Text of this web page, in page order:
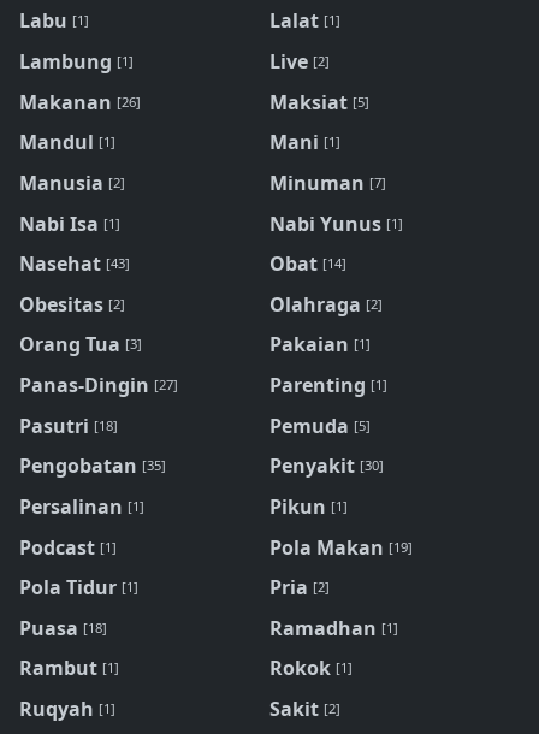
Labu [1] Lalat [1]
Lambung [1] Live [2]
Makanan [26] Maksiat [5]
Mandul [1] Mani [1]
Manusia [2] Minuman [7]
Nabi Isa [1] Nabi Yunus [1]
Nasehat [43] Obat [14]
Obesitas [2] Olahraga [2]
Orang Tua [3] Pakaian [1]
Panas-Dingin [27] Parenting [1]
Pasutri [18] Pemuda [5]
Pengobatan [35] Penyakit [30]
Persalinan [1] Pikun [1]
Podcast [1] Pola Makan [19]
Pola Tidur [1] Pria [2]
Puasa [18] Ramadhan [1]
Rambut [1] Rokok [1]
Ruqyah [1] Sakit [2]